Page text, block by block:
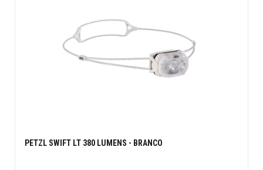
PETZL SWIFT LT 380 LUMENS - BRANCO